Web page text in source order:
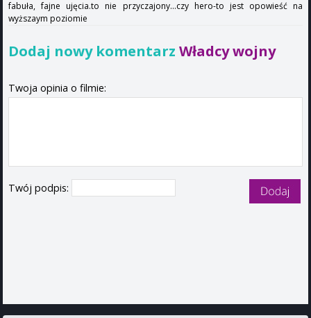
fabuła, fajne ujęcia.to nie przyczajony...czy hero-to jest opowieść na
wyższaym poziomie
Dodaj nowy komentarz Władcy wojny
Twoja opinia o filmie:
Twój podpis: